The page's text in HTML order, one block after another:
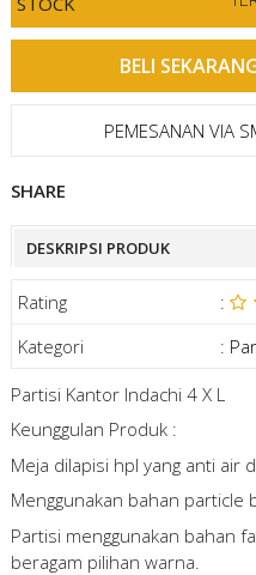
PEMESANAN VIA
SHARE
DESKRIPSI PRODUK
Rating :
Kategori
:
Partisi Kantor Indachi 4 X L
Keunggulan Produk :
Meja dilapisi hpl yang anti air
Menggunakan bahan particle
Partisi menggunakan bahan
beragam pilihan warna.